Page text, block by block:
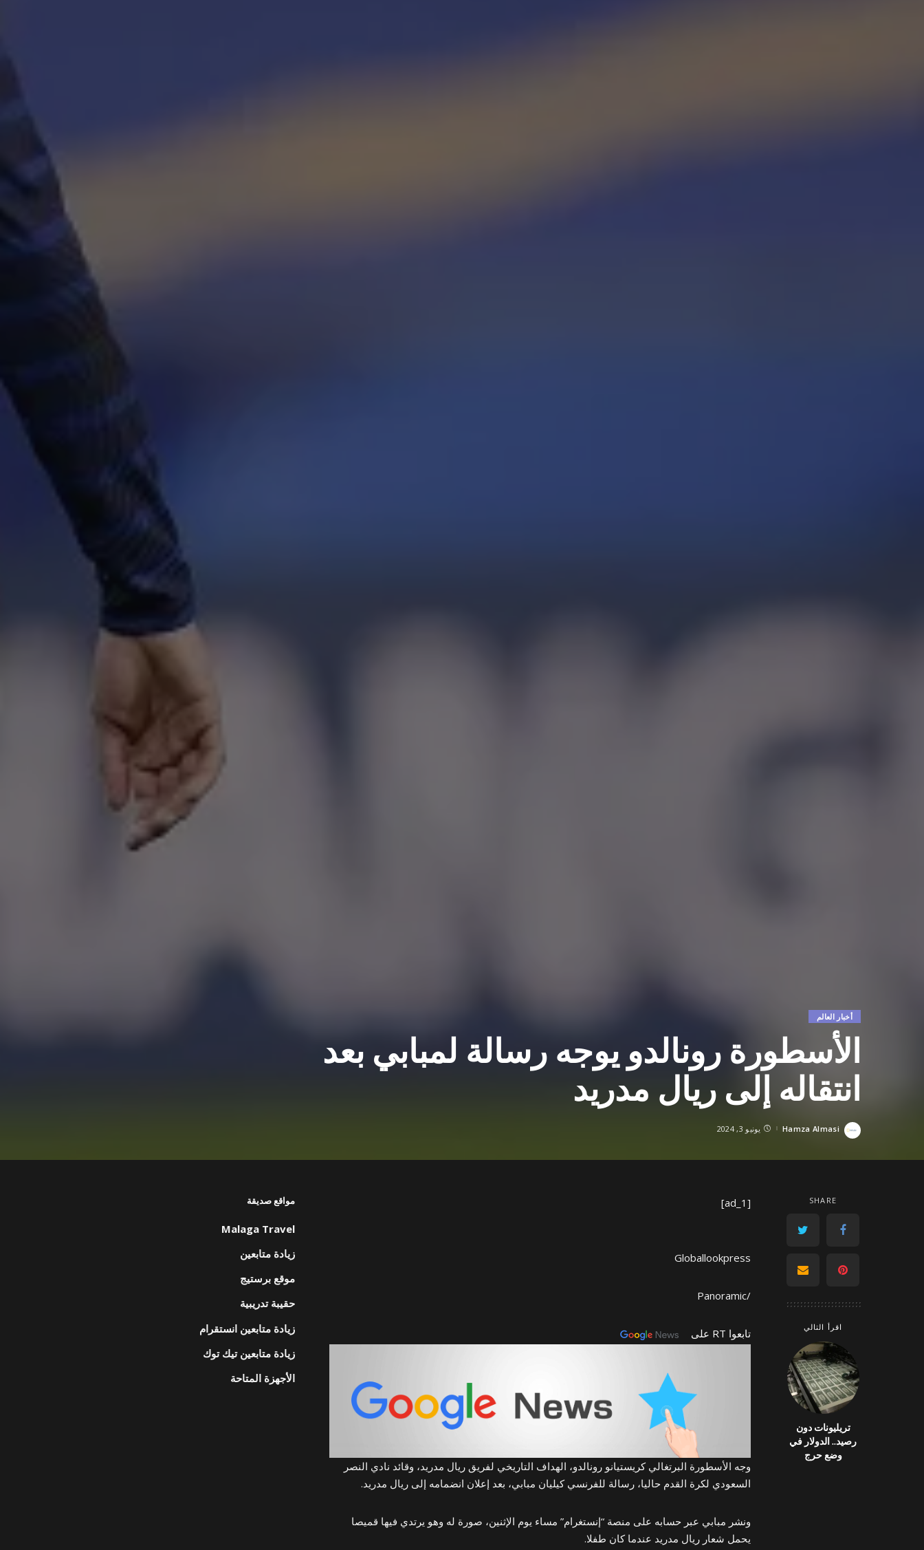
أخبار العالم
الأسطورة رونالدو يوجه رسالة لمبابي بعد
انتقاله إلى ريال مدريد
Posted
Hamza Almasi يونيو 3, 2024
SHARE
اقرأ التالي
تريليونات دون
رصيد.. الدولار في
وضع حرج
[ad_1]
Globallookpress
/Panoramic
تابعوا RT على
وجه الأسطورة البرتغالي كريستيانو رونالدو، الهداف التاريخي لفريق ريال مدريد، وقائد نادي النصر
السعودي لكرة القدم حاليا، رسالة للفرنسي كيليان مبابي، بعد إعلان انضمامه إلى ريال مدريد.
ونشر مبابي عبر حسابه على منصة “إنستغرام” مساء يوم الإثنين، صورة له وهو يرتدي فيها قميصا
يحمل شعار ريال مدريد عندما كان طفلا.
مواقع صديقة
Malaga Travel
زيادة متابعين
موقع برستيج
حقيبة تدريبية
زيادة متابعين انستقرام
زيادة متابعين تيك توك
الأجهزة المتاحة